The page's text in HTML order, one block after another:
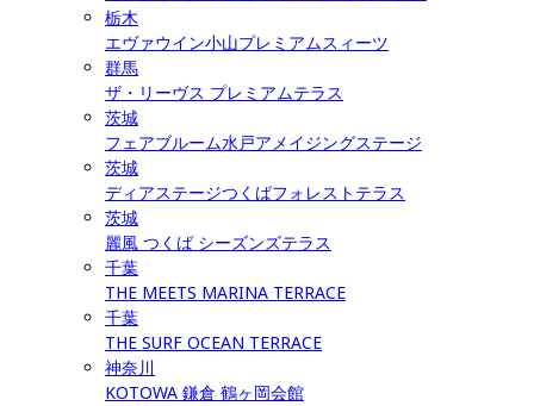
栃木
エヴァウイン小山プレミアムスィーツ
群馬
ザ・リーヴス プレミアムテラス
茨城
フェアブルーム水戸アメイジングステージ
茨城
ディアステージつくばフォレストテラス
茨城
麗風 つくば シーズンズテラス
千葉
THE MEETS MARINA TERRACE
千葉
THE SURF OCEAN TERRACE
神奈川
KOTOWA 鎌倉 鶴ヶ岡会館